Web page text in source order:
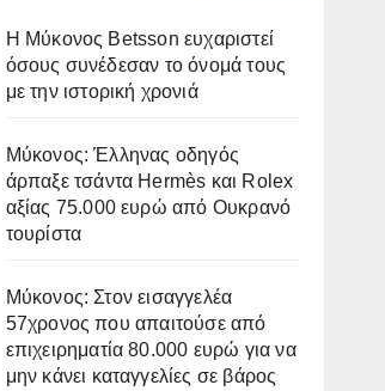
Η Μύκονος Betsson ευχαριστεί
όσους συνέδεσαν το όνομά τους
με την ιστορική χρονιά
Μύκονος: Έλληνας οδηγός
άρπαξε τσάντα Hermès και Rolex
αξίας 75.000 ευρώ από Ουκρανό
τουρίστα
Μύκονος: Στον εισαγγελέα
57χρονος που απαιτούσε από
επιχειρηματία 80.000 ευρώ για να
μην κάνει καταγγελίες σε βάρος